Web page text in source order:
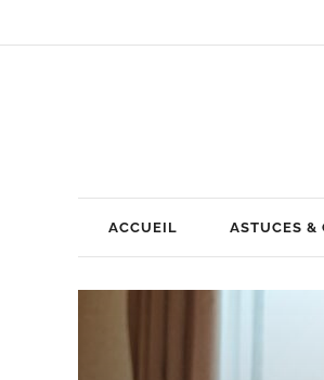
ACCUEIL ASTUCES &